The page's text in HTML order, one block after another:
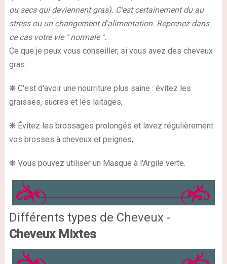
ou secs qui deviennent gras). C'est certainement du au
stress ou un changement d'alimentation. Reprenez dans
ce cas votre vie " normale ".
Ce que je peux vous conseiller, si vous avez des cheveux
gras :
❋ C'est d'avoir une nourriture plus saine : évitez les
graisses, sucres et les laitages,
❋ Évitez les brossages prolongés et lavez régulièrement
vos brosses à cheveux et peignes,
❋ Vous pouvez utiliser un Masque à l'Argile verte.
Différents types de Cheveux -
Cheveux Mixtes